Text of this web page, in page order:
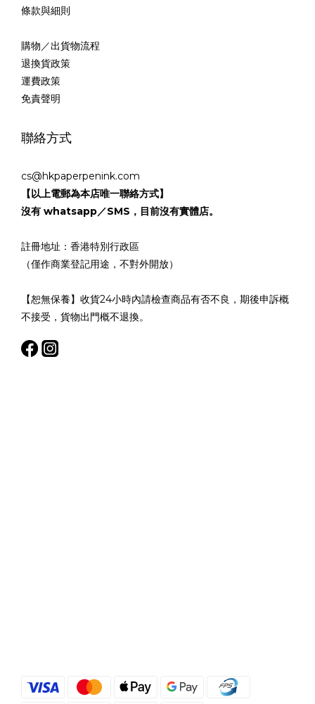
條款與細則
購物／出貨物流程
退換貨政策
運費政策
免責聲明
聯絡方式
cs@hkpaperpenink.com
【以上電郵為本店唯一聯絡方式】
沒有 whatsapp／SMS，目前沒有實體店。
註冊地址：香港特別行政區
（僅作商業登記用途，不對外開放）
【恕無保養】收貨24小時內請檢查商品有否不良，期後申訴概
不接受，貨物出門概不退換。